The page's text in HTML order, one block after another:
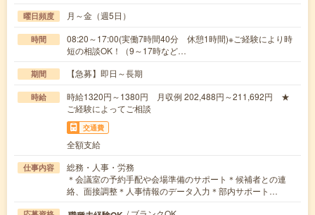
曜日頻度 月～金（週5日）
時間
08:20～17:00(実働7時間40分 休憩1時間)※ご経験により時
短の相談OK！（9～17時など…
期間 【急募】即日～長期
時給
時給1320円～1380円 月収例 202,488円～211,692円 ★
ご経験によってご相談
交通費
全額支給
仕事内容
総務・人事・労務
＊会議室の予約手配や会場準備のサポート＊候補者との連
絡、面接調整＊人事情報のデータ入力＊部内サポート…